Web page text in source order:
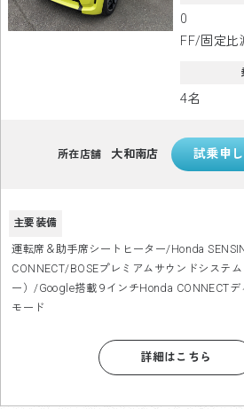
0
FF/固定比
4名
所在店舗 大和南店
主要装備
運転席＆助手席シートヒーター/Honda
CONNECT/BOSEプレミアムサウンドシステ
ー）/Google搭載 9インチHonda CONNECTデ
モード
詳細はこちら